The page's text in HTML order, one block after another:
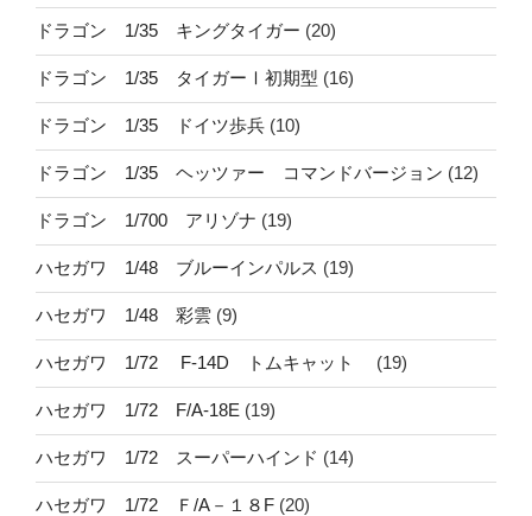
ドラゴン 1/35 キングタイガー (20)
ドラゴン 1/35 タイガーⅠ初期型 (16)
ドラゴン 1/35 ドイツ歩兵 (10)
ドラゴン 1/35 ヘッツァー コマンドバージョン (12)
ドラゴン 1/700 アリゾナ (19)
ハセガワ 1/48 ブルーインパルス (19)
ハセガワ 1/48 彩雲 (9)
ハセガワ 1/72 F-14D トムキャット (19)
ハセガワ 1/72 F/A-18E (19)
ハセガワ 1/72 スーパーハインド (14)
ハセガワ 1/72 Ｆ/A－１８F (20)